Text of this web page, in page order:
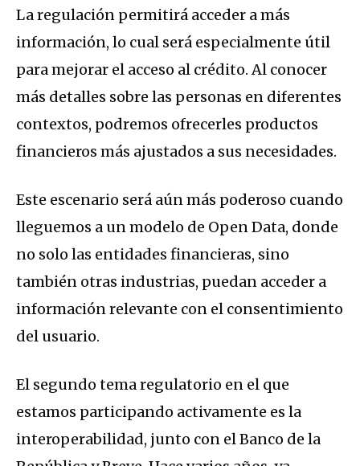
La regulación permitirá acceder a más
información, lo cual será especialmente útil
para mejorar el acceso al crédito. Al conocer
más detalles sobre las personas en diferentes
contextos, podremos ofrecerles productos
financieros más ajustados a sus necesidades.
Este escenario será aún más poderoso cuando
lleguemos a un modelo de Open Data, donde
no solo las entidades financieras, sino
también otras industrias, puedan acceder a
información relevante con el consentimiento
del usuario.
El segundo tema regulatorio en el que
estamos participando activamente es la
interoperabilidad, junto con el Banco de la